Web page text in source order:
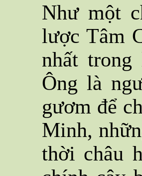
Như một
lược Tâm
nhất
Ông là
gươm để
Minh,
thời châu